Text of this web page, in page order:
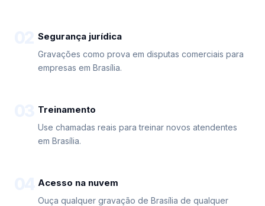
Segurança jurídica
Gravações como prova em disputas comerciais para
empresas em Brasília.
Treinamento
Use chamadas reais para treinar novos atendentes
em Brasília.
Acesso na nuvem
Ouça qualquer gravação de Brasília de qualquer